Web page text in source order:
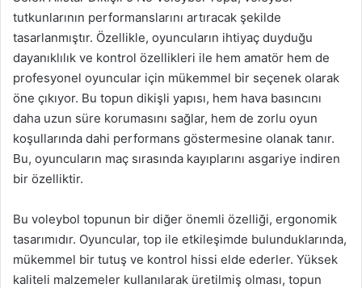
tutkunlarının performanslarını artıracak şekilde
tasarlanmıştır. Özellikle, oyuncuların ihtiyaç duyduğu
dayanıklılık ve kontrol özellikleri ile hem amatör hem de
profesyonel oyuncular için mükemmel bir seçenek olarak
öne çıkıyor. Bu topun dikişli yapısı, hem hava basıncını
daha uzun süre korumasını sağlar, hem de zorlu oyun
koşullarında dahi performans göstermesine olanak tanır.
Bu, oyuncuların maç sırasında kayıplarını asgariye indiren
bir özelliktir.
Bu voleybol topunun bir diğer önemli özelliği, ergonomik
tasarımıdır. Oyuncular, top ile etkileşimde bulunduklarında,
mükemmel bir tutuş ve kontrol hissi elde ederler. Yüksek
kaliteli malzemeler kullanılarak üretilmiş olması, topun